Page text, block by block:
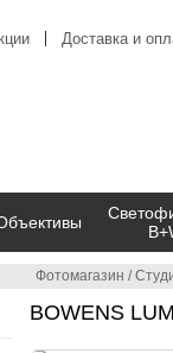
Фотомагазин /
BOWENS
Доставка и